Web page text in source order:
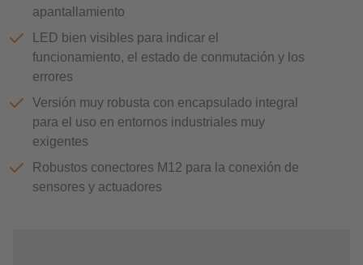
apantallamiento
LED bien visibles para indicar el
funcionamiento, el estado de conmutación y los
errores
Versión muy robusta con encapsulado integral
para el uso en entornos industriales muy
exigentes
Robustos conectores M12 para la conexión de
sensores y actuadores